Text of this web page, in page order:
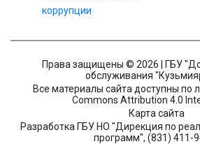
коррупции
Права защищены © 2026 | ГБУ
обслуживания
Все материалы сайта доступны по
Commons Attribution 4.0
Карта сайта
Разработка ГБУ НО "Дирекция по
программ", (831) 411-